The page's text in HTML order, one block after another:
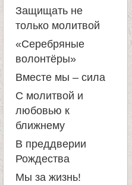
с
к
а
Защищать не
только молитвой
«Серебряные
волонтёры»
Вместе мы – сила
С молитвой и
любовью к
ближнему
В преддверии
Рождества
Мы за жизнь!